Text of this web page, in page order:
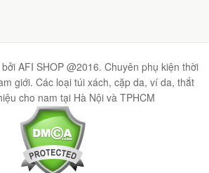
AFI SHOP @2016. Chuyên phụ kiện thời
giới. Các loại túi xách, cặp da, ví da, thắt
cho nam tại Hà Nội và TPHCM